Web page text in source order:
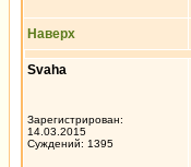
Наверх
Svaha
Зарегистрирован:
14.03.2015
Суждений: 1395